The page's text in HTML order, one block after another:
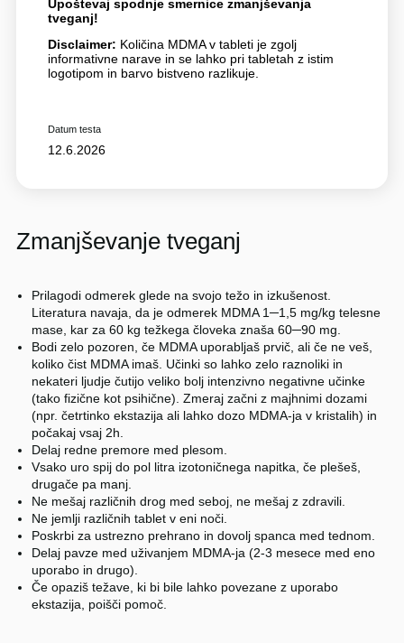
Upoštevaj spodnje smernice zmanjševanja
tveganj!
Disclaimer: Količina MDMA v tableti je zgolj
informativne narave in se lahko pri tabletah z istim
logotipom in barvo bistveno razlikuje.
Datum testa
12.6.2026
Zmanjševanje tveganj
Prilagodi odmerek glede na svojo težo in izkušenost.
Literatura navaja, da je odmerek MDMA 1─1,5 mg/kg telesne
mase, kar za 60 kg težkega človeka znaša 60─90 mg.
Bodi zelo pozoren, če MDMA uporabljaš prvič, ali če ne veš,
koliko čist MDMA imaš. Učinki so lahko zelo raznoliki in
nekateri ljudje čutijo veliko bolj intenzivno negativne učinke
(tako fizične kot psihične). Zmeraj začni z majhnimi dozami
(npr. četrtinko ekstazija ali lahko dozo MDMA-ja v kristalih) in
počakaj vsaj 2h.
Delaj redne premore med plesom.
Vsako uro spij do pol litra izotoničnega napitka, če plešeš,
drugače pa manj.
Ne mešaj različnih drog med seboj, ne mešaj z zdravili.
Ne jemlji različnih tablet v eni noči.
Poskrbi za ustrezno prehrano in dovolj spanca med tednom.
Delaj pavze med uživanjem MDMA-ja (2-3 mesece med eno
uporabo in drugo).
Če opaziš težave, ki bi bile lahko povezane z uporabo
ekstazija, poišči pomoč.